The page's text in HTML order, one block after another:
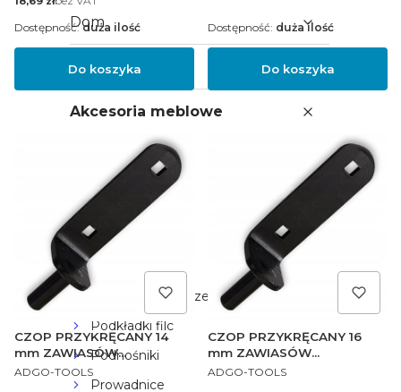
Dom
Meble
Akcesoria meblowe
Wieszaki
Drążki meblowe
Komandorki
Kółka
Pasy do przenoszenia mebli
Podkładki filc
Podnośniki
Prowadnice
Do koszyka
Dostępność:duża ilość
Do koszyka
Dostępność: duża ilość
CZOP PRZYKRĘCANY 14
mm ZAWIASÓW
PASOWYCH 30 - 60cm
PRODUCENT
ADGO-TOOLS
CZOP PRZYKRĘCANY 16
mm ZAWIASÓW
PASOWYCH 80 cm
PRODUCENT
ADGO-TOOLS